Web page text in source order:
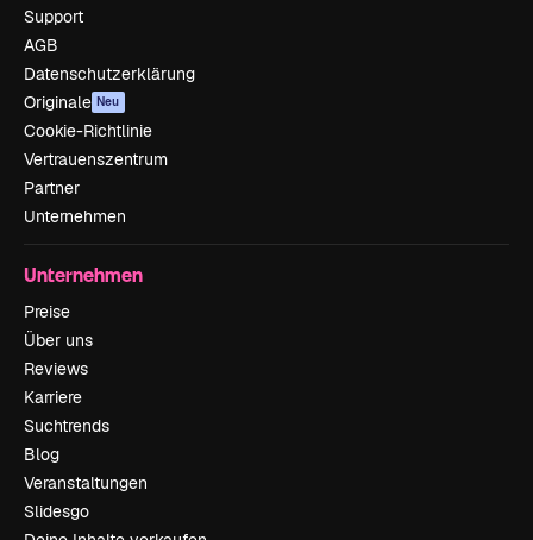
Support
AGB
Datenschutzerklärung
Originale Neu
Cookie-Richtlinie
Vertrauenszentrum
Partner
Unternehmen
Unternehmen
Preise
Über uns
Reviews
Karriere
Suchtrends
Blog
Veranstaltungen
Slidesgo